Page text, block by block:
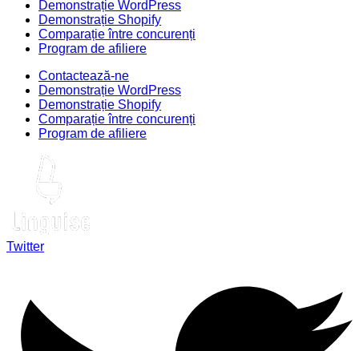
Demonstrație WordPress
Demonstrație Shopify
Comparație între concurenți
Program de afiliere
Contactează-ne
Demonstrație WordPress
Demonstrație Shopify
Comparație între concurenți
Program de afiliere
Twitter